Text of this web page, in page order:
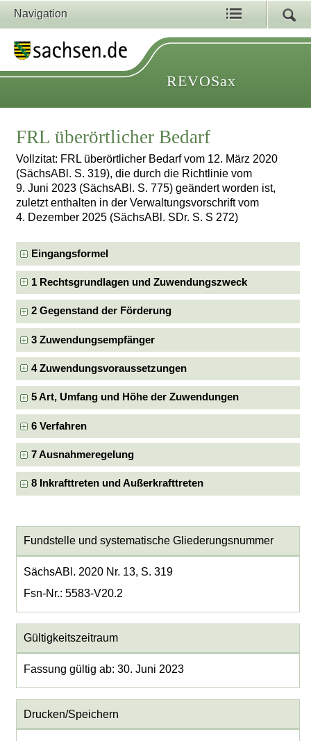
Navigation
REVOSax
FRL überörtlicher Bedarf
Vollzitat: FRL überörtlicher Bedarf vom 12. März 2020
(SächsABl. S. 319), die durch die Richtlinie vom
9. Juni 2023 (SächsABl. S. 775) geändert worden ist,
zuletzt enthalten in der Verwaltungsvorschrift vom
4. Dezember 2025 (SächsABl. SDr. S. S 272)
Eingangsformel
1 Rechtsgrundlagen und Zuwendungszweck
2 Gegenstand der Förderung
3 Zuwendungsempfänger
4 Zuwendungsvoraussetzungen
5 Art, Umfang und Höhe der Zuwendungen
6 Verfahren
7 Ausnahmeregelung
8 Inkrafttreten und Außerkrafttreten
Fundstelle und systematische Gliederungsnummer
SächsABl. 2020 Nr. 13, S. 319
Fsn-Nr.: 5583-V20.2
Gültigkeitszeitraum
Fassung gültig ab: 30. Juni 2023
Drucken/Speichern